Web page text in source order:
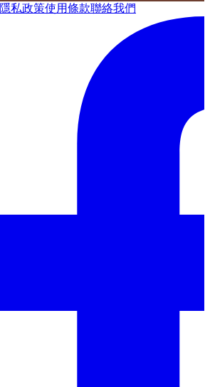
隱私政策使用條款聯絡我們